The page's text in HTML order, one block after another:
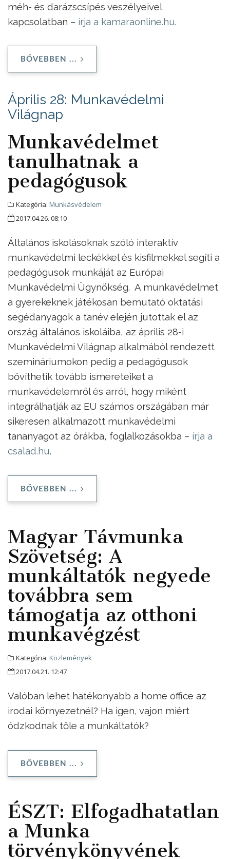
méh- és darázscsípés veszélyeivel
kapcsolatban – írja a kamaraonline.hu.
BŐVEBBEN ...
Április 28: Munkavédelmi
Világnap
Munkavédelmet
tanulhatnak a
pedagógusok
Kategória: Munkásvédelem
2017.04.26. 08:10
Általános iskolásoknak szóló interaktív
munkavédelmi leckékkel és kisfilmekkel segíti a
pedagógusok munkáját az Európai
Munkavédelmi Ügynökség. A munkavédelmet
a gyerekeknek játékosan bemutató oktatási
segédanyagok a tanév elején jutottak el az
ország általános iskoláiba, az április 28-i
Munkavédelmi Világnap alkalmából rendezett
szemináriumokon pedig a pedagógusok
bővíthetik tovább ismereteiket a
munkavédelemről és arról, hogy miként
integrálhatják az EU számos országában már
sikeresen alkalmazott munkavédelmi
tananyagot az órákba, foglalkozásokba – írja a
csalad.hu.
BŐVEBBEN ...
Magyar Távmunka
Szövetség: A
munkáltatók negyede
továbbra sem
támogatja az otthoni
munkavégzést
Kategória: Közlemények
2017.04.21. 12:47
Valóban lehet hatékonyabb a home office az
irodai környezetnél? Ha igen, vajon miért
ódzkodnak tőle a munkáltatók?
BŐVEBBEN ...
ÉSZT: Elfogadhatatlan
a Munka
törvénykönyvének